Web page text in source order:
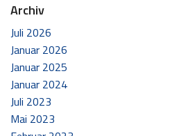
Archiv
Juli 2026
Januar 2026
Januar 2025
Januar 2024
Juli 2023
Mai 2023